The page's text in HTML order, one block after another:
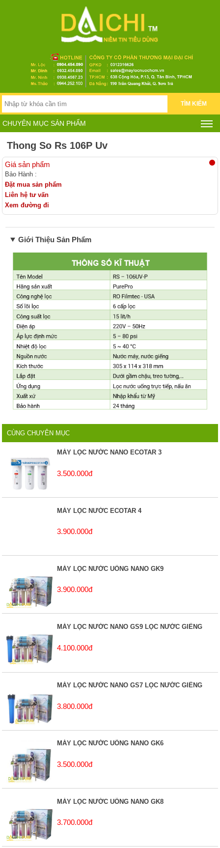
TÌM KIẾM
CHUYÊN MỤC SẢN PHẨM
Thong So Rs 106P Uv
Giá sản phẩm
Bảo Hành :
Đặt mua sản phẩm
Liên hệ tư vấn
Xem đường đi
Giới Thiệu Sản Phẩm
CÙNG CHUYÊN MỤC
MÁY LỌC NƯỚC NANO ECOTAR 3
3.500.000đ
MÁY LỌC NƯỚC ECOTAR 4
3.900.000đ
MÁY LỌC NƯỚC UỐNG NANO GK9
3.900.000đ
MÁY LỌC NƯỚC NANO GS9 LỌC NƯỚC GIẾNG
4.100.000đ
MÁY LỌC NƯỚC NANO GS7 LỌC NƯỚC GIẾNG
3.800.000đ
MÁY LỌC NƯỚC UỐNG NANO GK6
3.500.000đ
MÁY LỌC NƯỚC UỐNG NANO GK8
3.700.000đ